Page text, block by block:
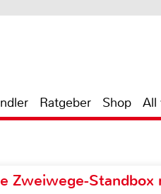
Ratgeber Shop All
Zweiwege-